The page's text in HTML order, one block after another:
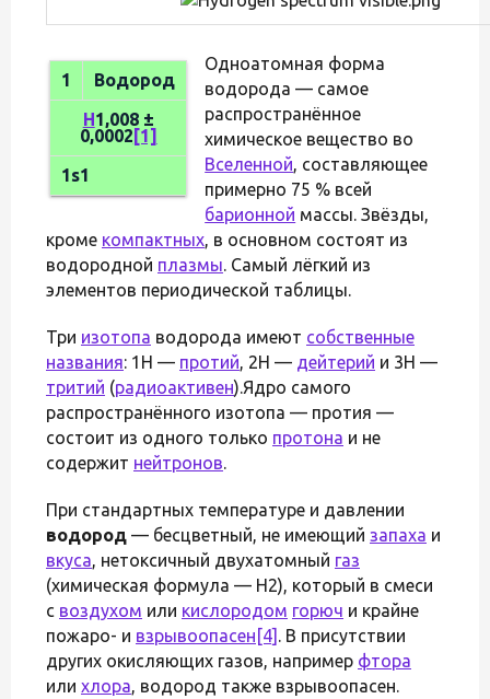
1
Водород
H1,008 ±
0,0002 [1]
1s1
Одноатомная форма
водорода — самое
распространённое
химическое вещество во
Вселенной, составляющее
примерно 75 % всей
барионной массы. Звёзды,
кроме компактных, в основном состоят из
водородной плазмы. Самый лёгкий из
элементов периодической таблицы.
Три изотопа водорода имеют собственные
названия: 1H — протий, 2H — дейтерий и 3H —
тритий (радиоактивен).Ядро самого
распространённого изотопа — протия —
состоит из одного только протона и не
содержит нейтронов.
При стандартных температуре и давлении
водород — бесцветный, не имеющий запаха и
вкуса, нетоксичный двухатомный газ
(химическая формула — H2), который в смеси
с воздухом или кислородом горюч и крайне
пожаро- и взрывоопасен [4] . В присутствии
других окисляющих газов, например фтора
или хлора, водород также взрывоопасен.